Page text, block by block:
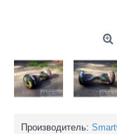
Производитель: